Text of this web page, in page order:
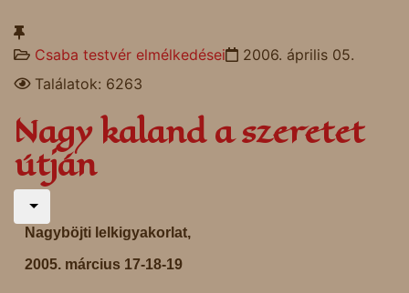
Csaba testvér elmélkedései
2006. április 05.
Találatok: 6263
Nagy kaland a szeretet
útján
Nagyböjti lelkigyakorlat,
2005. március 17-18-19